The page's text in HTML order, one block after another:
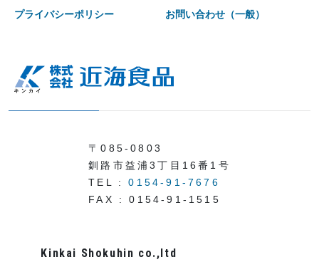
プライバシーポリシー
お問い合わせ（一般）
〒085-0803
釧路市益浦3丁目16番1号
TEL :0154-91-7676
FAX : 0154-91-1515
Kinkai Shokuhin co.,ltd